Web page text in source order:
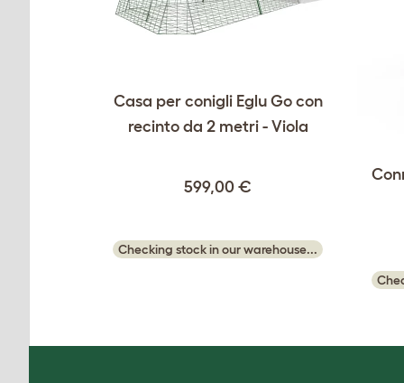
Casa per conigli Eglu Go con
recinto da 2 metri - Viola
599,00 €
Checking stock in our warehouse...